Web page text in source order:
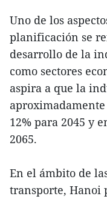
Uno de los
planificación se
desarrollo de la
como sectores
aspira a que la
12% para 2045 y
2065.
En el ámbito de
transporte, Hanoi